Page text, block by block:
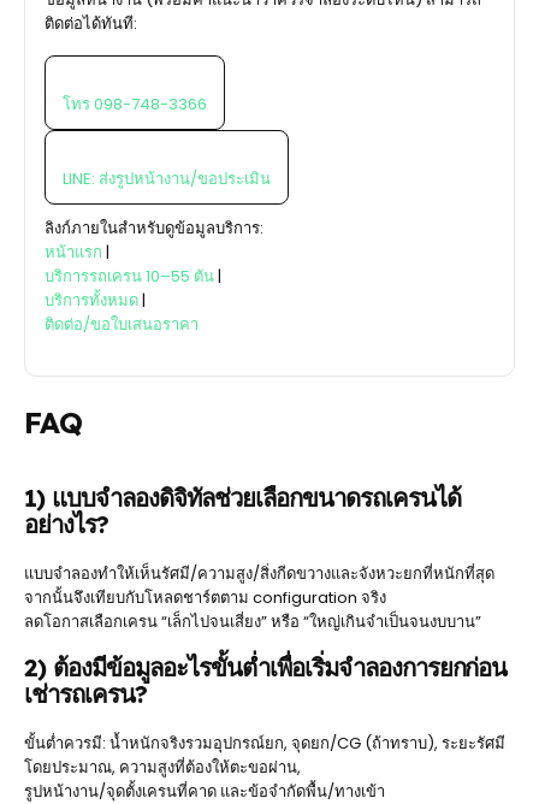
ติดต่อได้ทันที:
โทร 098-748-3366
LINE: ส่งรูปหน้างาน/ขอประเมิน
ลิงก์ภายในสำหรับดูข้อมูลบริการ:
หน้าแรก |
บริการรถเครน 10–55 ตัน|
บริการทั้งหมด|
ติดต่อ/ขอใบเสนอราคา
FAQ
1) แบบจำลองดิจิทัลช่วยเลือกขนาดรถเครนได้
อย่างไร?
แบบจำลองทำให้เห็นรัศมี/ความสูง/สิ่งกีดขวางและจังหวะยกที่หนักที่สุด
จากนั้นจึงเทียบกับโหลดชาร์ตตาม configuration จริง
ลดโอกาสเลือกเครน “เล็กไปจนเสี่ยง” หรือ “ใหญ่เกินจำเป็นจนงบบาน”
2) ต้องมีข้อมูลอะไรขั้นต่ำเพื่อเริ่มจำลองการยกก่อน
เช่ารถเครน?
ขั้นต่ำควรมี: น้ำหนักจริงรวมอุปกรณ์ยก, จุดยก/CG (ถ้าทราบ), ระยะรัศมี
โดยประมาณ, ความสูงที่ต้องให้ตะขอผ่าน,
รูปหน้างาน/จุดตั้งเครนที่คาด และข้อจำกัดพื้น/ทางเข้า